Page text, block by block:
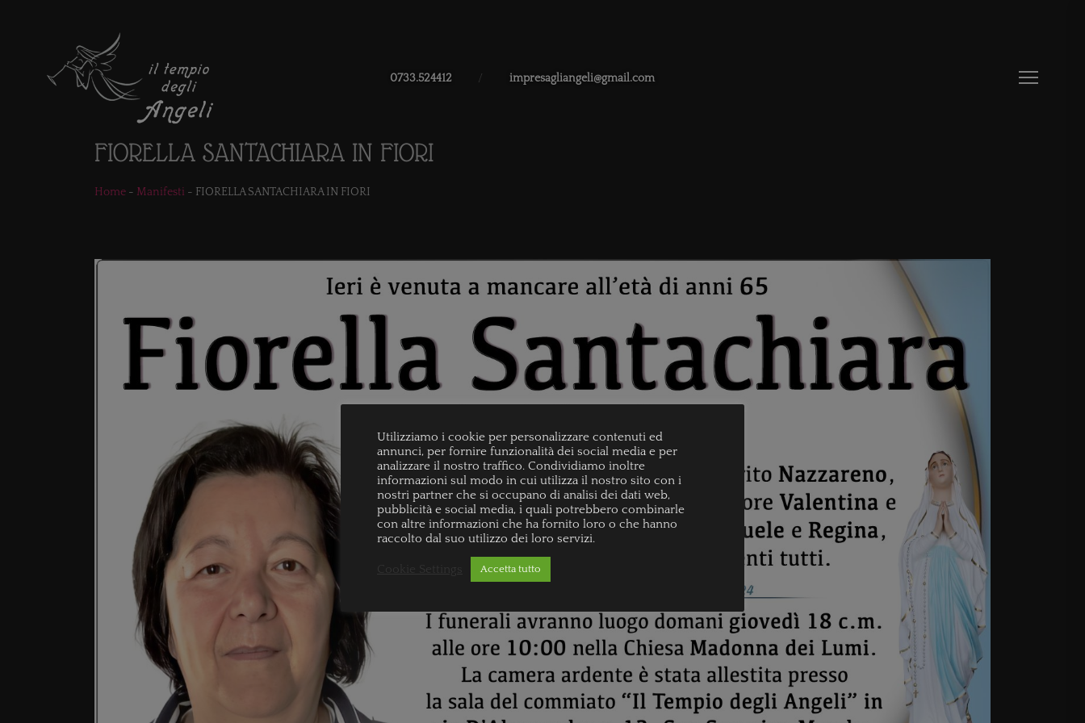
0733.524412 / impresagliangeli@gmail.com
FIORELLA SANTACHIARA IN FIORI
Home - Manifesti - FIORELLA SANTACHIARA IN FIORI
Utilizziamo i cookie per personalizzare contenuti ed
annunci, per fornire funzionalità dei social media e per
analizzare il nostro traffico. Condividiamo inoltre
informazioni sul modo in cui utilizza il nostro sito con i
nostri partner che si occupano di analisi dei dati web,
pubblicità e social media, i quali potrebbero combinarle
con altre informazioni che ha fornito loro o che hanno
raccolto dal suo utilizzo dei loro servizi.
Accetta tutto